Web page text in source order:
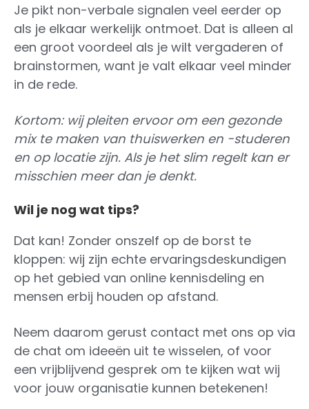
Je pikt non-verbale signalen veel eerder op
als je elkaar werkelijk ontmoet. Dat is alleen al
een groot voordeel als je wilt vergaderen of
brainstormen, want je valt elkaar veel minder
in de rede.
Kortom: wij pleiten ervoor om een gezonde
mix te maken van thuiswerken en -studeren
en op locatie zijn. Als je het slim regelt kan er
misschien meer dan je denkt.
Wil je nog wat tips?
Dat kan! Zonder onszelf op de borst te
kloppen: wij zijn echte ervaringsdeskundigen
op het gebied van online kennisdeling en
mensen erbij houden op afstand.
Neem daarom gerust contact met ons op via
de chat om ideeën uit te wisselen, of voor
een vrijblijvend gesprek om te kijken wat wij
voor jouw organisatie kunnen betekenen!